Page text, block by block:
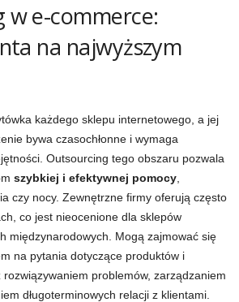
w e-commerce:
na najwyższym
każdego sklepu internetowego, a jej
bywa czasochłonne i wymaga
Outsourcing tego obszaru pozwala
szybkiej i efektywnej pomocy
czy nocy. Zewnętrzne firmy oferują często
co jest nieocenione dla sklepów
międzynarodowych. Mogą zajmować się
na pytania dotyczące produktów i
problemów, zarządzaniem
długoterminowych relacji z klientami.